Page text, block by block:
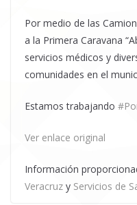
Por medio de las
a la Primera Caravana
servicios médicos y
comunidades en el
Estamos trabajando
Ver enlace original
Información
Veracruz y Servicios de